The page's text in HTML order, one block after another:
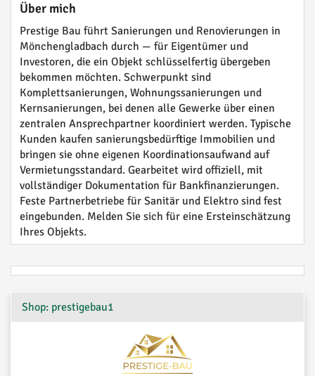
Über mich
Prestige Bau führt Sanierungen und Renovierungen in
Mönchengladbach durch — für Eigentümer und
Investoren, die ein Objekt schlüsselfertig übergeben
bekommen möchten. Schwerpunkt sind
Komplettsanierungen, Wohnungssanierungen und
Kernsanierungen, bei denen alle Gewerke über einen
zentralen Ansprechpartner koordiniert werden. Typische
Kunden kaufen sanierungsbedürftige Immobilien und
bringen sie ohne eigenen Koordinationsaufwand auf
Vermietungsstandard. Gearbeitet wird offiziell, mit
vollständiger Dokumentation für Bankfinanzierungen.
Feste Partnerbetriebe für Sanitär und Elektro sind fest
eingebunden. Melden Sie sich für eine Ersteinschätzung
Ihres Objekts.
Shop: prestigebau1